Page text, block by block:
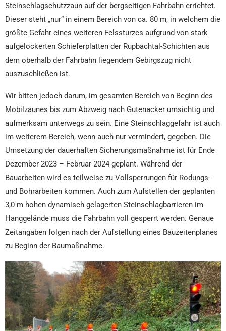
Steinschlagschutzzaun auf der bergseitigen Fahrbahn errichtet.
Dieser steht „nur“ in einem Bereich von ca. 80 m, in welchem die
größte Gefahr eines weiteren Felssturzes aufgrund von stark
aufgelockerten Schieferplatten der Rupbachtal-Schichten aus
dem oberhalb der Fahrbahn liegendem Gebirgszug nicht
auszuschließen ist.
Wir bitten jedoch darum, im gesamten Bereich von Beginn des
Mobilzaunes bis zum Abzweig nach Gutenacker umsichtig und
aufmerksam unterwegs zu sein. Eine Steinschlaggefahr ist auch
im weiterem Bereich, wenn auch nur vermindert, gegeben. Die
Umsetzung der dauerhaften Sicherungsmaßnahme ist für Ende
Dezember 2023 – Februar 2024 geplant. Während der
Bauarbeiten wird es teilweise zu Vollsperrungen für Rodungs-
und Bohrarbeiten kommen. Auch zum Aufstellen der geplanten
3,0 m hohen dynamisch gelagerten Steinschlagbarrieren im
Hanggelände muss die Fahrbahn voll gesperrt werden. Genaue
Zeitangaben folgen nach der Aufstellung eines Bauzeitenplanes
zu Beginn der Baumaßnahme.